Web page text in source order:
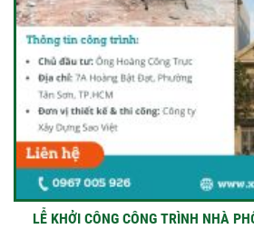
LỄ KHỞI CÔNG CÔNG TRÌNH NHÀ